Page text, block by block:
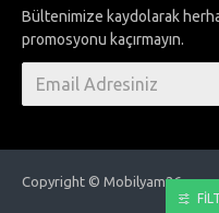
Bültenimize kaydolarak
promosyonu kaçırmayın.
Copyright © Mobilyam26